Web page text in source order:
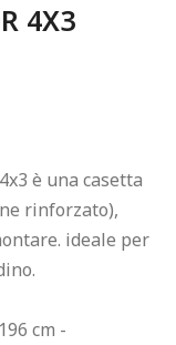
4X3
è una casetta
rinforzato),
ideale per
cm -